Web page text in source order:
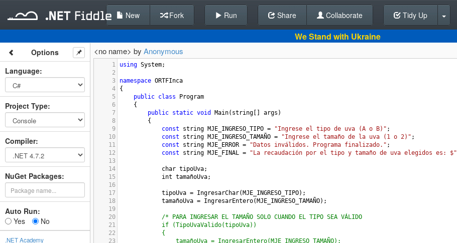
Back To Editor
New Fork Run Share Collaborate Tidy Up
We Stand with Ukraine
Options
Language:
Project Type:
Compiler:
NuGet Packages:
Auto Run:
Yes
No
.NET Academy
<no name> by Anonymous
1 using System;
2
3
namespace ORTFInca
4
{
5
public class
Program
6
    {
7
public static void Main( string args )
8
        {
9
const string MJE_INGRESO_TIPO = "Ingrese el tipo de uva (A o B)" ;
10
const string MJE_INGRESO_TAMAÑO = "Ingrese el tamaño de la uva (1 o 2)" ;
11
const string MJE_ERROR = "Datos inválidos. Programa finalizado." ;
12
const string MJE_FINAL = "La recaudación por el tipo y tamaño de uva elegidos es: $"
13
14
char tipoUva;
15
int tamañoUva;
16
17
tipoUva = IngresarChar( MJE_INGRESO_TIPO);
18
tamañoUva = IngresarEntero( MJE_INGRESO_TAMAÑO);
19
20
/* PARA INGRESAR EL TAMAÑO SOLO CUANDO EL TIPO SEA VÁLIDO
21
if (TipoUvaValido(tipoUva))
22
{
23
tamañoUva = IngresarEntero(MJE_INGRESO_TAMAÑO);